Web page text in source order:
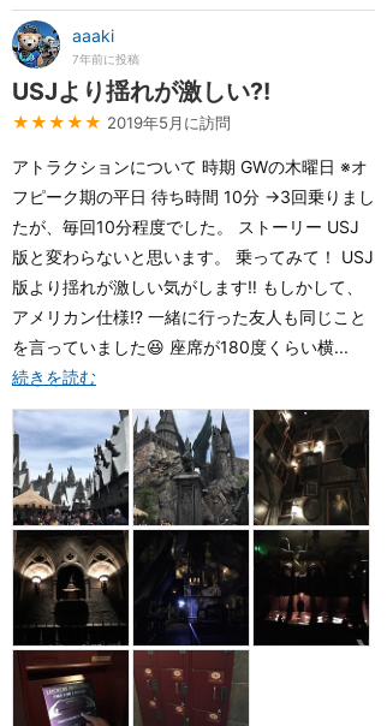
aaaki
7年前に投稿
USJより揺れが激しい⁈
★★★★★ 2019年5月に訪問
アトラクションについて 時期 GWの木曜日 ※オ
フピーク期の平日 待ち時間 10分 →3回乗りまし
たが、毎回10分程度でした。 ストーリー USJ
版と変わらないと思います。 乗ってみて！ USJ
版より揺れが激しい気がします‼️ もしかして、
アメリカン仕様⁉️ 一緒に行った友人も同じこと
を言っていました😆 座席が180度くらい横...
続きを読む